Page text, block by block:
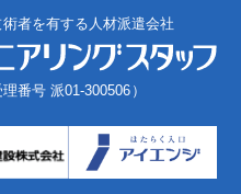
者を有する人材派遣会社
番号 派01-300506）